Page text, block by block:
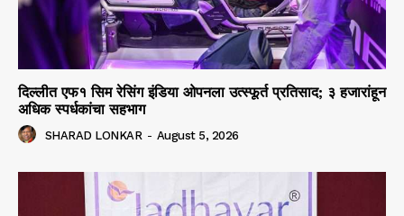
दिल्लीत एफ१ सिम रेसिंग इंडिया ओपनला उत्स्फूर्त प्रतिसाद; ३ हजारांहून
अधिक स्पर्धकांचा सहभाग
SHARAD LONKAR - August 5, 2026